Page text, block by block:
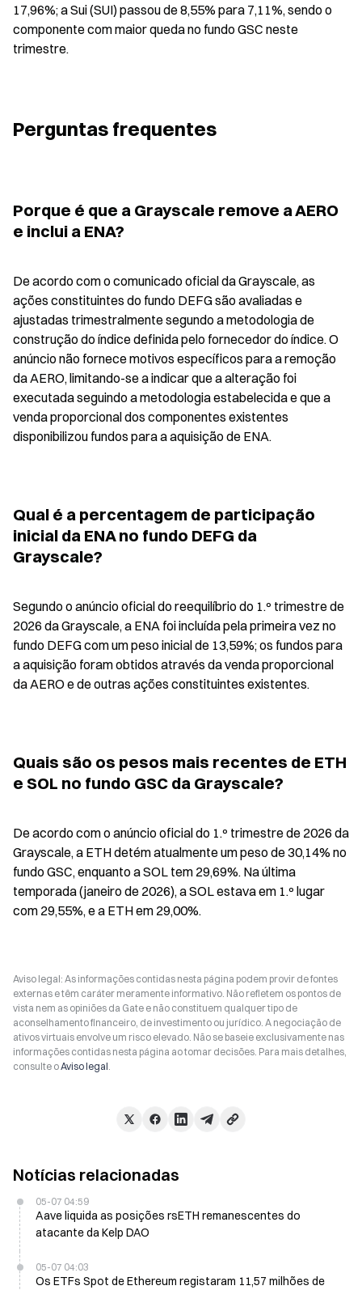
17,96%; a Sui (SUI) passou de 8,55% para 7,11%, sendo o
componente com maior queda no fundo GSC neste
trimestre.
Perguntas frequentes
Porque é que a Grayscale remove a AERO
e inclui a ENA?
De acordo com o comunicado oficial da Grayscale, as
ações constituintes do fundo DEFG são avaliadas e
ajustadas trimestralmente segundo a metodologia de
construção do índice definida pelo fornecedor do índice. O
anúncio não fornece motivos específicos para a remoção
da AERO, limitando-se a indicar que a alteração foi
executada seguindo a metodologia estabelecida e que a
venda proporcional dos componentes existentes
disponibilizou fundos para a aquisição de ENA.
Qual é a percentagem de participação
inicial da ENA no fundo DEFG da
Grayscale?
Segundo o anúncio oficial do reequilíbrio do 1.º trimestre de
2026 da Grayscale, a ENA foi incluída pela primeira vez no
fundo DEFG com um peso inicial de 13,59%; os fundos para
a aquisição foram obtidos através da venda proporcional
da AERO e de outras ações constituintes existentes.
Quais são os pesos mais recentes de ETH
e SOL no fundo GSC da Grayscale?
De acordo com o anúncio oficial do 1.º trimestre de 2026 da
Grayscale, a ETH detém atualmente um peso de 30,14% no
fundo GSC, enquanto a SOL tem 29,69%. Na última
temporada (janeiro de 2026), a SOL estava em 1.º lugar
com 29,55%, e a ETH em 29,00%.
Aviso legal: As informações contidas nesta página podem provir de fontes
externas e têm caráter meramente informativo. Não refletem os pontos de
vista nem as opiniões da Gate e não constituem qualquer tipo de
aconselhamento financeiro, de investimento ou jurídico. A negociação de
ativos virtuais envolve um risco elevado. Não se baseie exclusivamente nas
informações contidas nesta página ao tomar decisões. Para mais detalhes,
consulte oAviso legal.
Notícias relacionadas
05-07 04:59
Aave liquida as posições rsETH remanescentes do
atacante da Kelp DAO
05-07 04:03
Os ETFs Spot de Ethereum registaram 11,57 milhões de